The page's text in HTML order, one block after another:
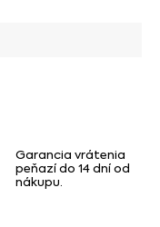
Garancia vrátenia
peňazí do 14 dní od
nákupu.